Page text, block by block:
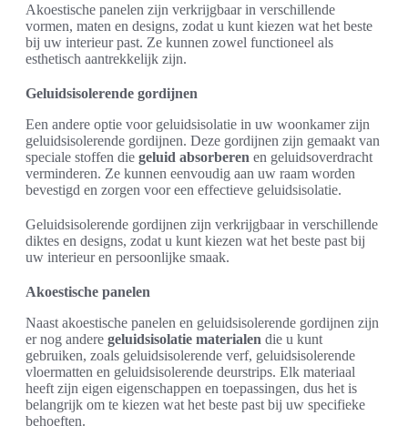
Akoestische panelen zijn verkrijgbaar in verschillende
vormen, maten en designs, zodat u kunt kiezen wat het beste
bij uw interieur past. Ze kunnen zowel functioneel als
esthetisch aantrekkelijk zijn.
Geluidsisolerende gordijnen
Een andere optie voor geluidsisolatie in uw woonkamer zijn
geluidsisolerende gordijnen. Deze gordijnen zijn gemaakt van
speciale stoffen die geluid absorberen en geluidsoverdracht
verminderen. Ze kunnen eenvoudig aan uw raam worden
bevestigd en zorgen voor een effectieve geluidsisolatie.
Geluidsisolerende gordijnen zijn verkrijgbaar in verschillende
diktes en designs, zodat u kunt kiezen wat het beste past bij
uw interieur en persoonlijke smaak.
Akoestische panelen
Naast akoestische panelen en geluidsisolerende gordijnen zijn
er nog andere geluidsisolatie materialen die u kunt
gebruiken, zoals geluidsisolerende verf, geluidsisolerende
vloermatten en geluidsisolerende deurstrips. Elk materiaal
heeft zijn eigen eigenschappen en toepassingen, dus het is
belangrijk om te kiezen wat het beste past bij uw specifieke
behoeften.